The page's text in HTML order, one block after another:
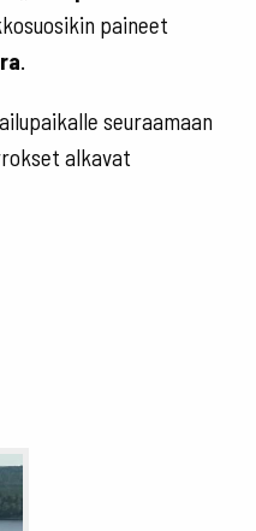
paineet
.
seuraamaan
alkavat